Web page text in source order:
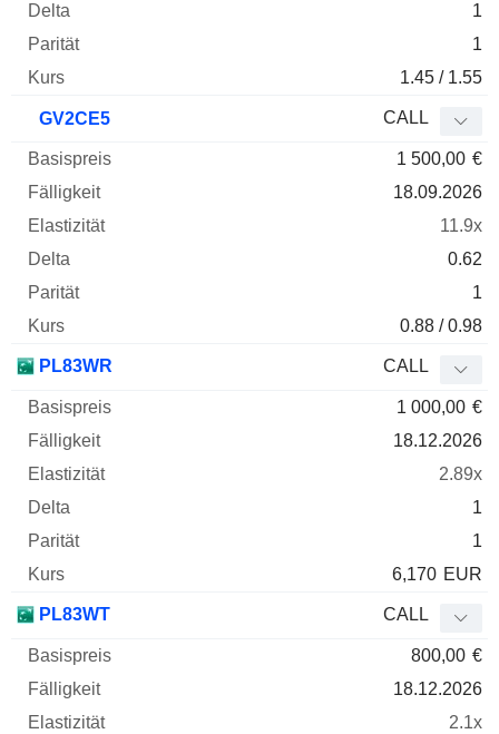
1
1
1.45 / 1.55
GV2CE5 CALL
1 500,00 €
18.09.2026
11.9x
0.62
1
0.88 / 0.98
PL83WR CALL
1 000,00 €
18.12.2026
2.89x
1
1
6,170 EUR
PL83WT CALL
800,00 €
18.12.2026
2.1x